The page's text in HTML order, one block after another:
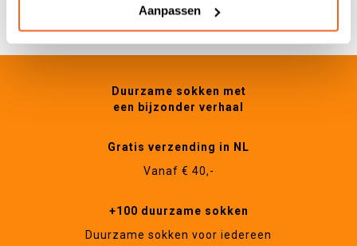
Aanpassen
Duurzame sokken met
een bijzonder verhaal
Gratis verzending in NL
Vanaf € 40,-
+100 duurzame sokken
Duurzame sokken voor iedereen